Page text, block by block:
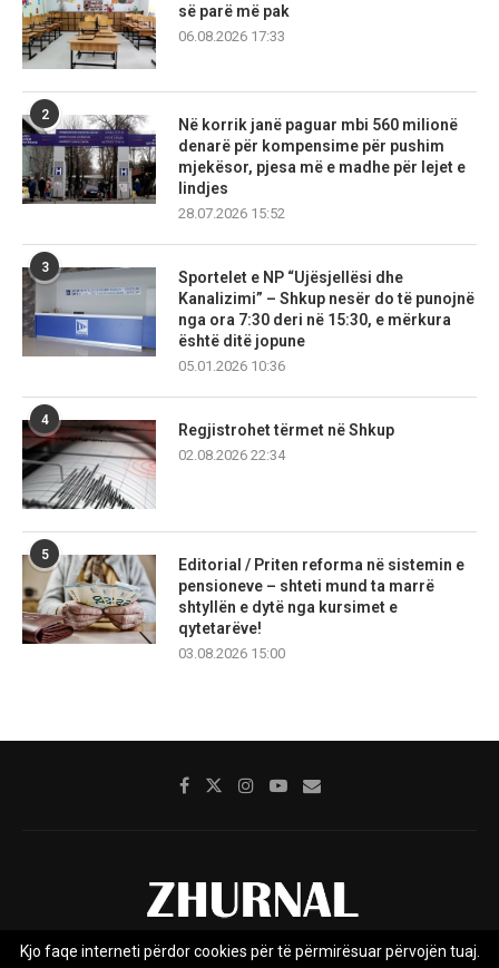
së parë më pak
06.08.2026 17:33
2
Në korrik janë paguar mbi 560 milionë
denarë për kompensime për pushim
mjekësor, pjesa më e madhe për lejet e
lindjes
28.07.2026 15:52
3
Sportelet e NP “Ujësjellësi dhe
Kanalizimi” – Shkup nesër do të punojnë
nga ora 7:30 deri në 15:30, e mërkura
është ditë jopune
05.01.2026 10:36
4
Regjistrohet tërmet në Shkup
02.08.2026 22:34
5
Editorial / Priten reforma në sistemin e
pensioneve – shteti mund ta marrë
shtyllën e dytë nga kursimet e
qytetarëve!
03.08.2026 15:00
Kjo faqe interneti përdor cookies për të përmirësuar përvojën tuaj.